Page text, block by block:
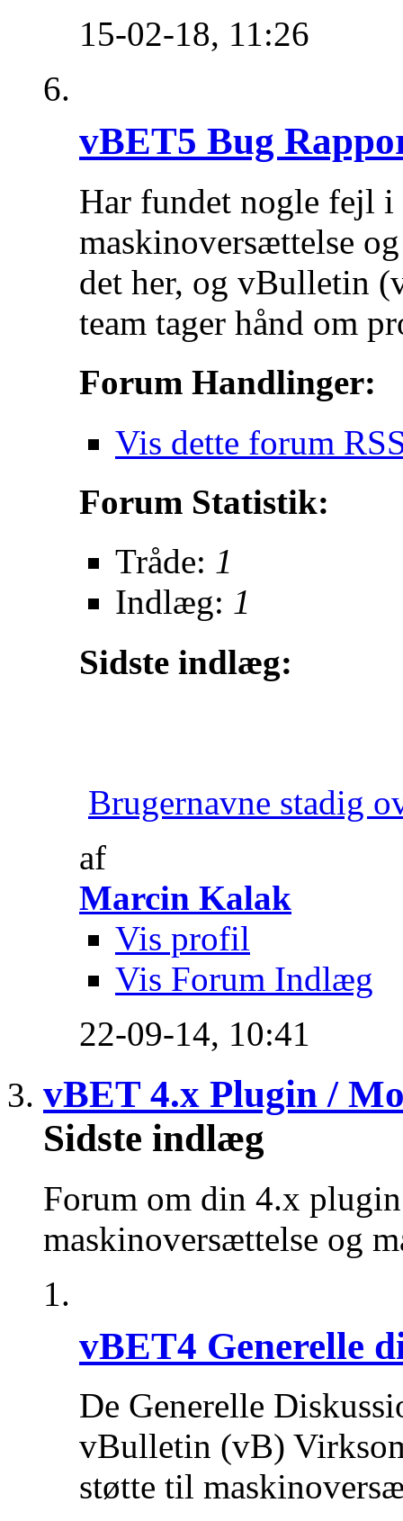
15-02-18, 11:26
vBET5 Bug
Har fundet nogle fejl
maskinoversættelse
det her, og vBulletin
team tager hånd om
Forum Handlinger:
Vis dette forum
Forum Statistik:
Tråde: 1
Indlæg: 1
Sidste indlæg:
Brugernavne stadig
af
Marcin Kalak
Vis profil
Vis Forum Indlæg
22-09-14, 10:41
vBET 4.x Plugin /
Sidste indlæg
Forum om din 4.x
maskinoversættelse og
vBET4 Generelle
De Generelle
vBulletin (vB)
støtte til